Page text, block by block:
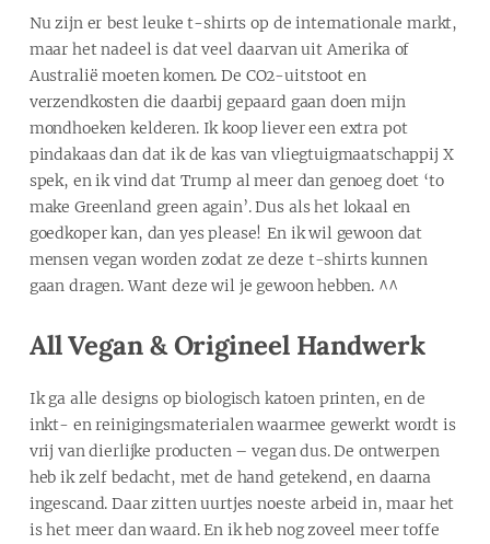
Nu zijn er best leuke t-shirts op de internationale markt,
maar het nadeel is dat veel daarvan uit Amerika of
Australië moeten komen. De CO2-uitstoot en
verzendkosten die daarbij gepaard gaan doen mijn
mondhoeken kelderen. Ik koop liever een extra pot
pindakaas dan dat ik de kas van vliegtuigmaatschappij X
spek, en ik vind dat Trump al meer dan genoeg doet ‘to
make Greenland green again’. Dus als het lokaal en
goedkoper kan, dan yes please! En ik wil gewoon dat
mensen vegan worden zodat ze deze t-shirts kunnen
gaan dragen. Want deze wil je gewoon hebben. ^^
All Vegan & Origineel Handwerk
Ik ga alle designs op biologisch katoen printen, en de
inkt- en reinigingsmaterialen waarmee gewerkt wordt is
vrij van dierlijke producten – vegan dus. De ontwerpen
heb ik zelf bedacht, met de hand getekend, en daarna
ingescand. Daar zitten uurtjes noeste arbeid in, maar het
is het meer dan waard. En ik heb nog zoveel meer toffe